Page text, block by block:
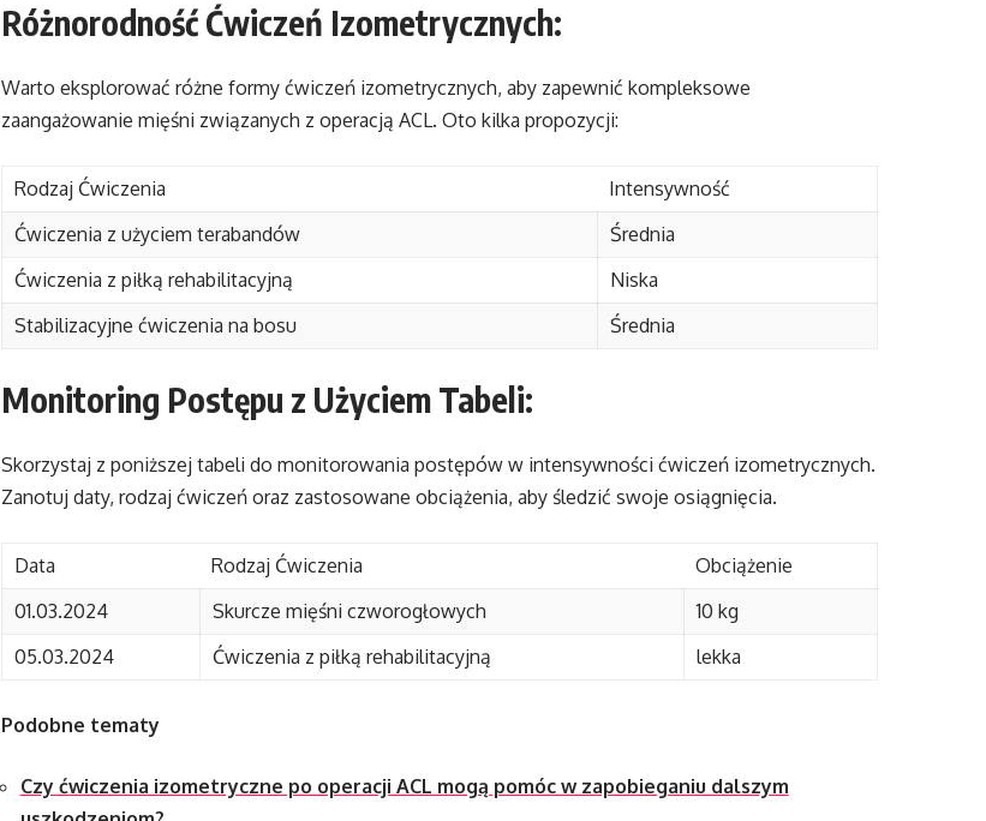
Różnorodność Ćwiczeń Izometrycznych:
Warto eksplorować różne formy ćwiczeń izometrycznych, aby zapewnić kompleksowe
zaangażowanie mięśni związanych z operacją ACL. Oto kilka propozycji:
Rodzaj Ćwiczenia
Intensywność
Ćwiczenia z użyciem terabandów
Średnia
Ćwiczenia z piłką rehabilitacyjną
Niska
Stabilizacyjne ćwiczenia na bosu
Średnia
Monitoring Postępu z Użyciem Tabeli:
Skorzystaj z poniższej tabeli do monitorowania postępów w intensywności ćwiczeń izometrycznych.
Zanotuj daty, rodzaj ćwiczeń oraz zastosowane obciążenia, aby śledzić swoje osiągnięcia.
Data Rodzaj Ćwiczenia
Obciążenie
01.03.2024
Skurcze mięśni czworogłowych
10 kg
05.03.2024
Ćwiczenia z piłką rehabilitacyjną lekka
Podobne tematy
Czy ćwiczenia izometryczne po operacji ACL mogą pomóc w zapobieganiu dalszym